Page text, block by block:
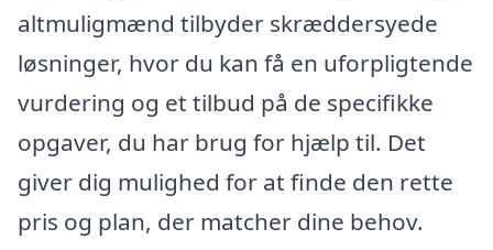
altmuligmænd tilbyder skræddersyede
løsninger, hvor du kan få en uforpligtende
vurdering og et tilbud på de specifikke
opgaver, du har brug for hjælp til. Det
giver dig mulighed for at finde den rette
pris og plan, der matcher dine behov.